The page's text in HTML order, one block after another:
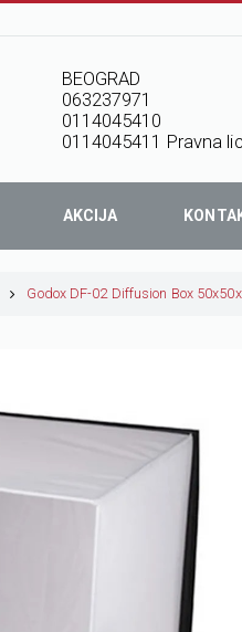
BEOGRAD
063237971
0114045410
0114045411 Pravna
AKCIJA
Godox DF-02 Diffusion Box